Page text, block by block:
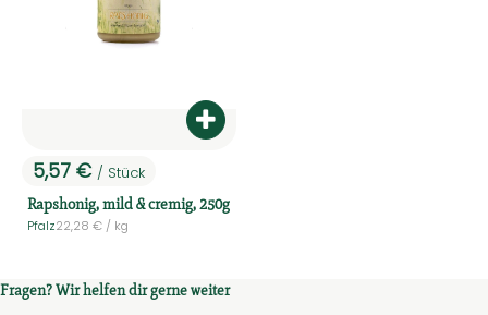
, Preis:
5,57 € / Stück
Rapshonig, mild & cremig, 250g
, Herkunft:
Pfalz, Referenzpreis:
22,28 € / kg
Produkt zum Warenkorb
Fragen? Wir helfen dir gerne weiter